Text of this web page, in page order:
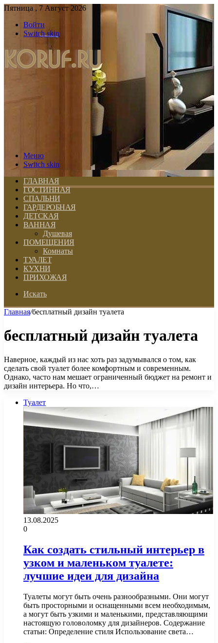
Пятница , 7 Август 2026
Войти
Switch skin
Меню
Switch skin
ГЛАВНАЯ
ГОСТИННАЯ
СПАЛЬНИ
ГАРДЕРОБНАЯ
ДЕТСКАЯ
ВАННАЯ
Душевая
ПОМЕЩЕНИЯ
Комнаты
ТУАЛЕТ
КУХНИ
ПРИХОЖАЯ
Искать
Главная/бесплатный дизайн туалета
бесплатный дизайн туалета
Наверное, каждый из нас хоть раз задумывался о том, как
сделать свой туалет более комфортным и современным.
Однако, часто нам мешает ограниченный бюджет на ремонт и
дизайн интерьера. Но что,…
Туалет
13.08.2025
0
Как создать стильный интерьер в
узком и маленьком туалете:
лучшие идеи для дизайна
Туалеты могут быть очень разнообразными. Они могут
быть просторными и оснащенными всем необходимым,
а могут быть узкими и маленькими, представляющими
настоящую головоломку для дизайнеров. Содержание
статьи: Определение стиля Использование света…